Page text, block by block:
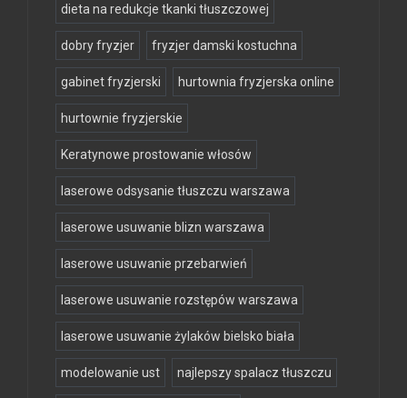
dieta na redukcje tkanki tłuszczowej
dobry fryzjer fryzjer damski kostuchna
gabinet fryzjerski hurtownia fryzjerska online
hurtownie fryzjerskie
Keratynowe prostowanie włosów
laserowe odsysanie tłuszczu warszawa
laserowe usuwanie blizn warszawa
laserowe usuwanie przebarwień
laserowe usuwanie rozstępów warszawa
laserowe usuwanie żylaków bielsko biała
modelowanie ust najlepszy spalacz tłuszczu